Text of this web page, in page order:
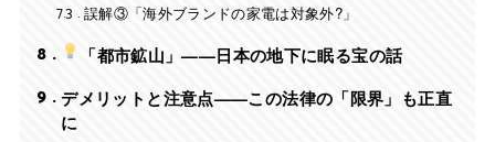
7.3 誤解③「海外ブランドの家電は対象外?」
8 「都市鉱山」——日本の地下に眠る宝の話
9
デメリットと注意点——この法律の「限界」も正直
に